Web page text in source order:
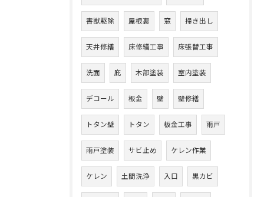
害獣駆除 屋根裏 窓 掃き出し
天井修繕 床修繕工事 床張替工事
洗面 庇 木部塗装 室内塗装
デコール 板金 壁 壁修繕
トタン壁 トタン 板金工事 雨戸
雨戸塗装 サビ止め ケレン作業
ケレン 土間洗浄 入口 黒カビ